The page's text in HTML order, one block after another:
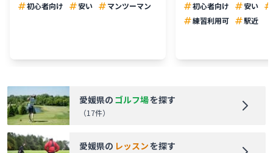
初心者向け
安い マンツーマン
初心者向け
安い
練習利用可
駅近
愛媛県の ゴルフ場を探す
（17件）
愛媛県の レッスンを探す